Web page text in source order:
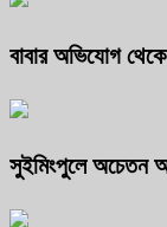
বাবার অভিযোগ
সুইমিংপুলে অচেতন